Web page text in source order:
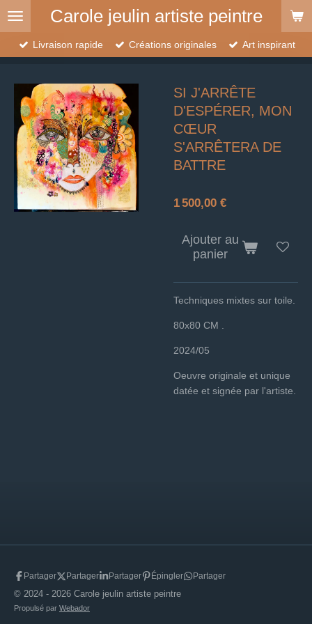
Passer
contenu
principal
Carole jeulin artiste peintre
Livraison rapide Créations originales Art inspirant
SI J'ARRÊTE
D'ESPÉRER, MON
CŒUR
S'ARRÊTERA DE
BATTRE
1 500,00 €
Ajouter au
panier
Techniques mixtes sur toile.
80x80 CM .
2024/05
Oeuvre originale et unique
datée et signée par l'artiste.
Partager Partager Partager Épingler Partager
© 2024 - 2026 Carole jeulin artiste peintre
Propulsé par Webador